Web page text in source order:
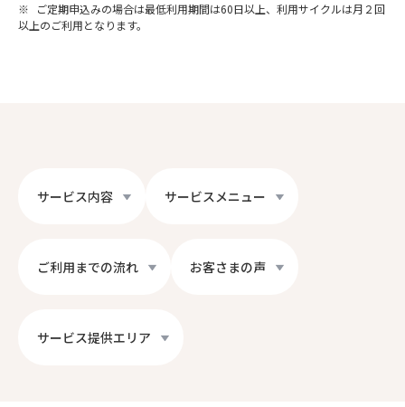
※
ご定期申込みの場合は最低利用期間は60日以上、利用サイクルは月２回
以上のご利用となります。
サービス内容 サービスメニュー
ご利用までの流れ お客さまの声
サービス提供エリア